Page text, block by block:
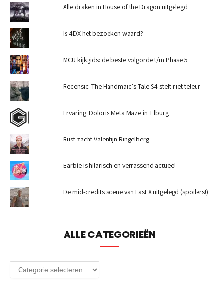
Alle draken in House of the Dragon uitgelegd
Is 4DX het bezoeken waard?
MCU kijkgids: de beste volgorde t/m Phase 5
Recensie: The Handmaid's Tale S4 stelt niet teleur
Ervaring: Doloris Meta Maze in Tilburg
Rust zacht Valentijn Ringelberg
Barbie is hilarisch en verrassend actueel
De mid-credits scene van Fast X uitgelegd (spoilers!)
ALLE CATEGORIEËN
Alle
categorieën